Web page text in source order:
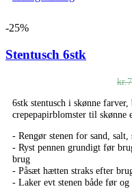
-25%
Stentusch 6stk
kr.
6stk stentusch i skønne
crepepapirblomster til skønne
- Rengør stenen for sand, salt,
- Ryst pennen grundigt før
brug
- Påsæt hætten straks efter
- Laker evt stenen både før